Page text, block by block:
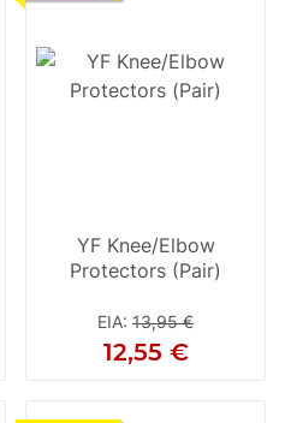
YF Knee/Elbow
Protectors (Pair)
EIA: 13,95 €
12,55 €